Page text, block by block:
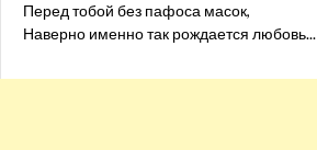
Перед тобой без пафоса масок,
Наверно именно так рождается любовь...